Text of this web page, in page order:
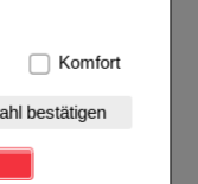
es sich um
Warenkorb,
verzichtet
Komfort
bestätigen